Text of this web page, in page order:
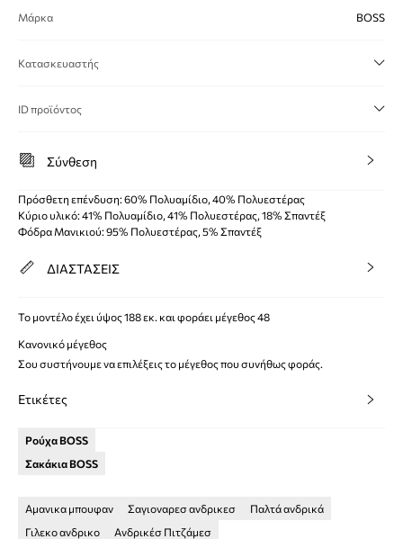
Μάρκα BOSS
Κατασκευαστής
ID προϊόντος
Σύνθεση
Πρόσθετη επένδυση: 60% Πολυαμίδιο, 40% Πολυεστέρας
Κύριο υλικό: 41% Πολυαμίδιο, 41% Πολυεστέρας, 18% Σπαντέξ
Φόδρα Μανικιού: 95% Πολυεστέρας, 5% Σπαντέξ
ΔΙΑΣΤΑΣΕΙΣ
Το μοντέλο έχει ύψος 188 εκ. και φοράει μέγεθος 48
Κανονικό μέγεθος
Σου συστήνουμε να επιλέξεις το μέγεθος που συνήθως φοράς.
Ετικέτες
Ρούχα BOSS
Σακάκια BOSS
Αμανικα μπουφαν Σαγιοναρεσ ανδρικεσ
Παλτά ανδρικά
Γιλεκο ανδρικο
Ανδρικέσ Πιτζάμεσ